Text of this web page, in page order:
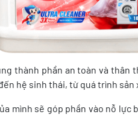
thành phần an toàn và thân
hệ sinh thái, từ quá trình sản
mình sẽ góp phần vào nỗ